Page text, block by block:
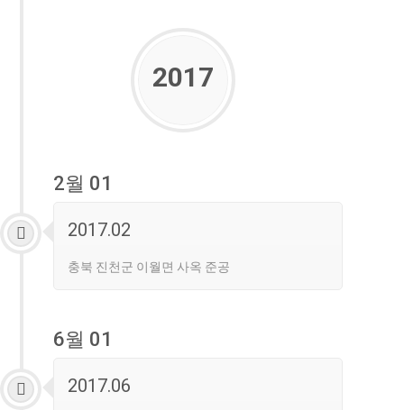
2017
2월 01
2017.02
충북 진천군 이월면 사옥 준공
6월 01
2017.06